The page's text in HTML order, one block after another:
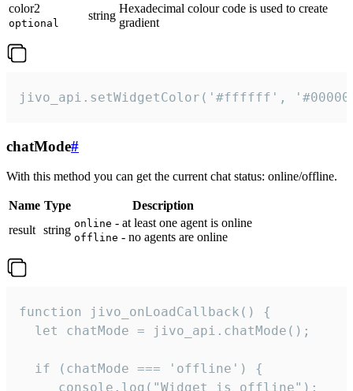
color2
optional
string
Hexadecimal colour code is used to create
gradient
jivo_api.setWidgetColor('#ffffff',
chatMode#
With this method you can get the current chat status: online/offline.
Name Type
Description
result string online - at least one agent is online
offline - no agents are online
function jivo_onLoadCallback() {
  let chatMode = jivo_api.chatMode();
  if (chatMode === 'offline') {
     console.log("Widget is offline");